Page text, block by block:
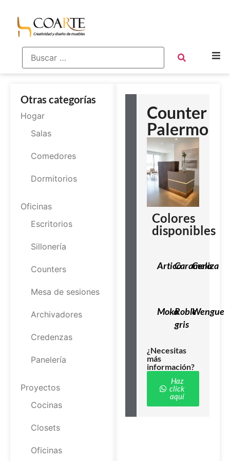
Otras categorías
Hogar
Salas
Comedores
Dormitorios
Oficinas
Escritorios
Sillonería
Counters
Mesa de sesiones
Archivadores
Credenzas
Panelería
Proyectos
Cocinas
Closets
Oficinas
Counter
Palermo
Colores
disponibles
ArticoCaramelo
Ceniza
MokaRoble
gris
Wengue
¿Necesitas
más
información?
Haz
click
aquí